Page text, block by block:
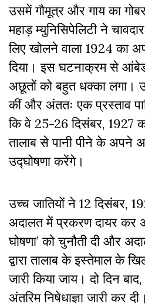
उसमें गौमूत्र और गाय का
महाड़ म्युनिसिपेलिटी ने
लिए खोलने वाला 1924 का
दिया। इस घटनाक्रम से
अछूतों को बहुत धक्का लगा।
कीं और अंततः एक प्रस्ताव
कि वे 25-26 दिसंबर, 1927 को
तालाब से पानी पीने के अपने
उद्घोषणा करेंगे।
उच्च जातियों ने 12 दिसंबर,
अदालत में प्रकरण दायर कर
घोषणा’ को चुनौती दी और
द्वारा तालाब के इस्तेमाल के
जारी किया जाय। दो दिन
अंतरिम निषेधाज्ञा जारी कर